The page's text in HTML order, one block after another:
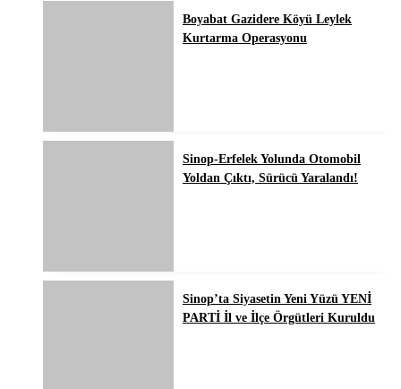
Boyabat Gazidere Köyü Leylek
Kurtarma Operasyonu
Sinop-Erfelek Yolunda Otomobil
Yoldan Çıktı, Sürücü Yaralandı!
Sinop’ta Siyasetin Yeni Yüzü YENİ
PARTİ İl ve İlçe Örgütleri Kuruldu